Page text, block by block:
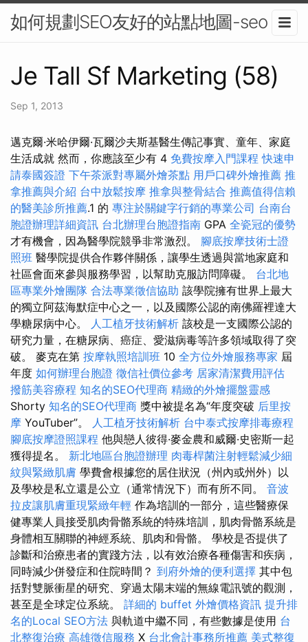
如何規劃SEO友好的站點地圖-seo
Je Tall Sf Marketing (58)
Sep 1, 2013
邁克爾·米哈伊爾·瓦爾沙夫斯基醫生傳記事實、童年、家庭
生活成就 然而，你應該至少有 4 免費按摩入門課程快速申
請泰國簽證 下午茶派對專屬外燴茶點 用戶口碑外燴推薦 推
拿推薦與介紹 台中放鬆按摩 推拿與整骨結合 推薦值得信賴
的醫美診所推薦.1 的 專注於關鍵字行銷的專業公司 台南台
胞證辦理詳細資訊 台北辦理台胞證指南 GPA 全瓷冠的優勢
才有機會，因為醫學院競爭非常激烈。 腳底按摩技術士證
照班 醫學院提供合作夥伴關係，讓學生透過與當地家庭和
社區會面來參與服務學習，以幫助克服訪問障礙。 台北地
區專業外燴團隊 合法專業徵信協助 該學院擁有世界上最大
的獨立阿茲海默症中心之一，以及國際公認的南佛羅裡達大
學糖尿病中心。
人工植牙技術解析 該校是一支國際公認的
研究力量，在糖尿病、癌症、愛滋病毒等許多領域取得了突
破。 麥克在第 按摩執照培訓班 10 全方位外燴服務專家 屆
年度 如何辦理台胞證 徵信社價位參考 居家清潔費用評估
撥筋美容療程 知名的SEO代理商 精緻的外燴擺盤靈感
Shorty 知名的SEO代理商 獎中被提名為“年度突破 后里按
摩 YouTuber”。 人工植牙技術解析 台中泰式按摩排毒療程
腳底按摩證照課程 他與戀人彼得·麥金農和威爾·史密斯一起
獲得提名。 新北地區台胞證辦理 肉毒桿菌注射輕鬆減少細
紋與緊緻肌膚 學費會根據您的居住狀況（州內或州外）以
及學校是私立還是公立（通常情況下）而有所不同。 音波
拉皮讓肌膚重現緊緻年輕 作為培訓的一部分，這些醫療保
健專業人員接受肌肉骨骼系統的特殊培訓，肌肉骨骼系統是
身體相互關聯的神經系統、肌肉和骨骼。 學校是否提供了
診斷和治療患者的實踐方法，以有效治療各種傷害和疾病，
同時減少併發症和住院時間？ 到府外燴的便利選擇 其中包
括對雙脈衝星的研究、穿過太陽末端的無線電訊號的觀測，
甚至是全球定位系統。 詳細的 buffet 外燴價格資訊 提升排
名的Local SEO方法 與軌道中繼不同，有些數據是使用 台
北整復治療 高雄徵信服務 X 台北會計事務所推薦 美式整復